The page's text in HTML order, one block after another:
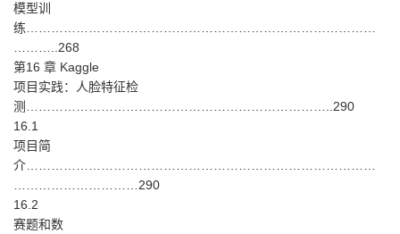
模型训
练…………………………………………………………………………
………..268
第16 章 Kaggle
项目实践：人脸特征检
测………………………………………………………………..290
16.1
项目简
介…………………………………………………………………………
…………………………290
16.2
赛题和数